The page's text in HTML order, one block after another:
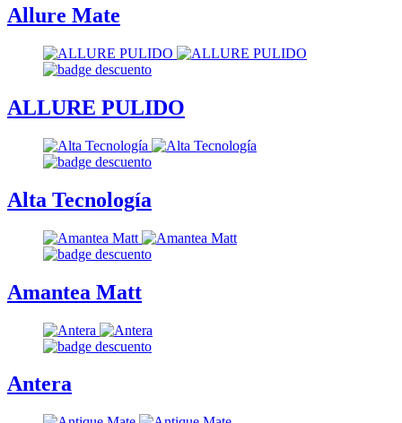
Allure Mate
ALLURE PULIDO
Alta Tecnología
Amantea Matt
Antera